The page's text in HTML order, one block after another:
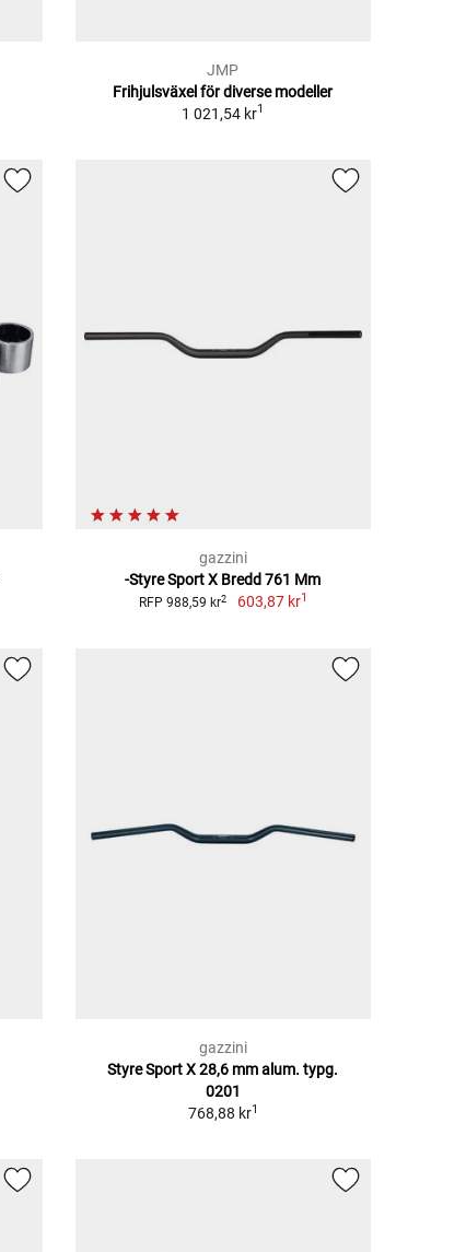
JMP
Frihjulsväxel för diverse modeller
1 021,54 kr1
gazzini
-Styre Sport X Bredd 761 Mm
RFP 988,59 kr2 603,87 kr1
gazzini
Styre Sport X 28,6 mm alum. typg.
0201
768,88 kr1